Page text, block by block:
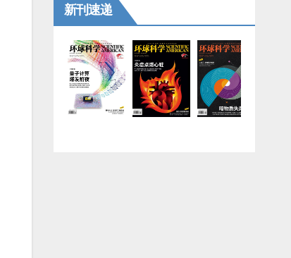
新刊速递